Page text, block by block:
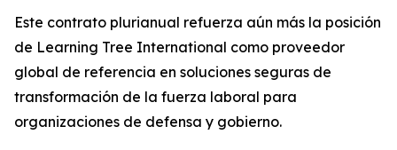
Este contrato plurianual refuerza aún más la posición
de Learning Tree International como proveedor
global de referencia en soluciones seguras de
transformación de la fuerza laboral para
organizaciones de defensa y gobierno.